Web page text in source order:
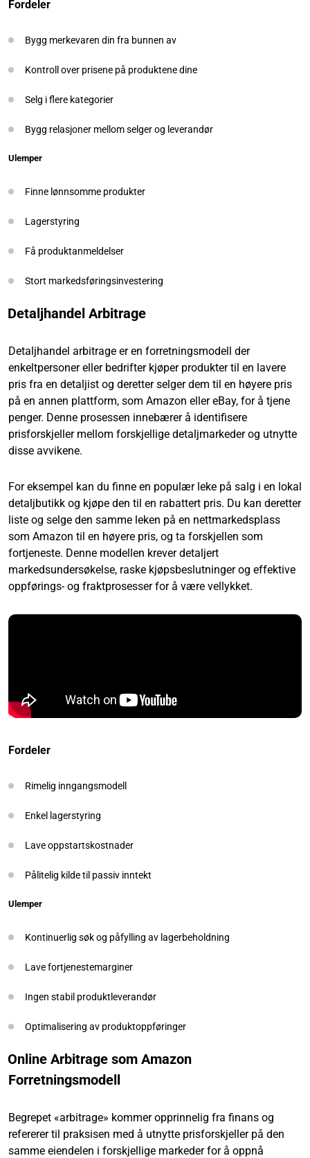
Fordeler
Bygg merkevaren din fra bunnen av
Kontroll over prisene på produktene dine
Selg i flere kategorier
Bygg relasjoner mellom selger og leverandør
Ulemper
Finne lønnsomme produkter
Lagerstyring
Få produktanmeldelser
Stort markedsføringsinvestering
Detaljhandel Arbitrage
Detaljhandel arbitrage er en forretningsmodell der
enkeltpersoner eller bedrifter kjøper produkter til en lavere
pris fra en detaljist og deretter selger dem til en høyere pris
på en annen plattform, som Amazon eller eBay, for å tjene
penger. Denne prosessen innebærer å identifisere
prisforskjeller mellom forskjellige detaljmarkeder og utnytte
disse avvikene.
For eksempel kan du finne en populær leke på salg i en lokal
detaljbutikk og kjøpe den til en rabattert pris. Du kan deretter
liste og selge den samme leken på en nettmarkedsplass
som Amazon til en høyere pris, og ta forskjellen som
fortjeneste. Denne modellen krever detaljert
markedsundersøkelse, raske kjøpsbeslutninger og effektive
oppførings- og fraktprosesser for å være vellykket.
Fordeler
Rimelig inngangsmodell
Enkel lagerstyring
Lave oppstartskostnader
Pålitelig kilde til passiv inntekt
Ulemper
Kontinuerlig søk og påfylling av lagerbeholdning
Lave fortjenestemarginer
Ingen stabil produktleverandør
Optimalisering av produktoppføringer
Online Arbitrage som Amazon
Forretningsmodell
Begrepet «arbitrage» kommer opprinnelig fra finans og
refererer til praksisen med å utnytte prisforskjeller på den
samme eiendelen i forskjellige markeder for å oppnå